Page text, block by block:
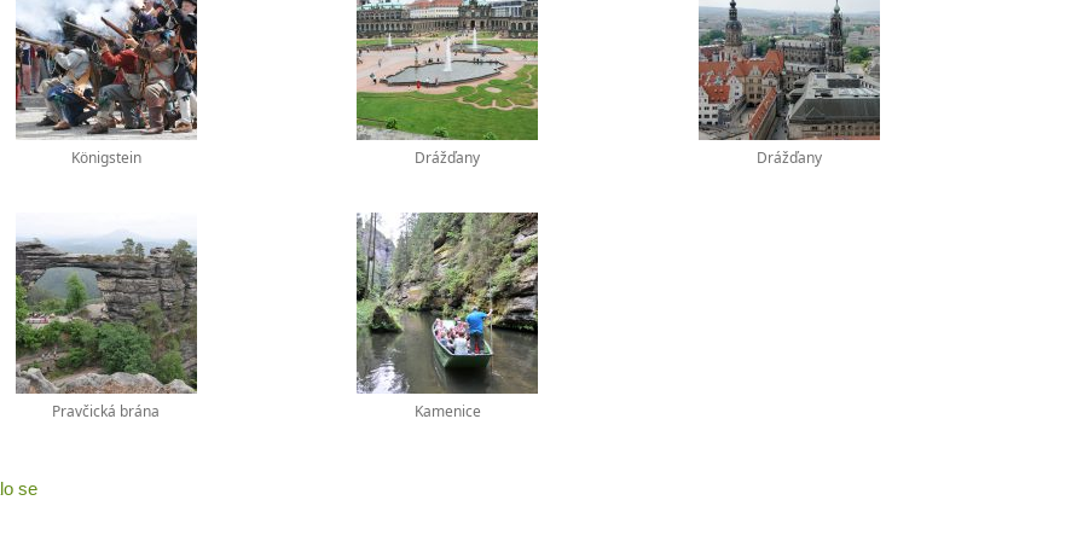
Königstein Drážďany Drážďany
Pravčická brána Kamenice
se